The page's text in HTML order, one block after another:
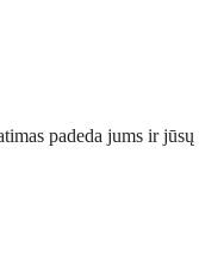
padeda jums ir